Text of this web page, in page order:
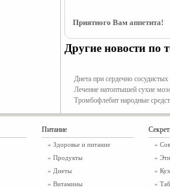
Приятного Вам аппетита!
Другие новости по
Диета при сердечно
Лечение натоптышей сухие
Тромбофлебит народные
Питание
» Здоровье и питание
» Продукты
» Диеты
» Витамины
»
»
»
»